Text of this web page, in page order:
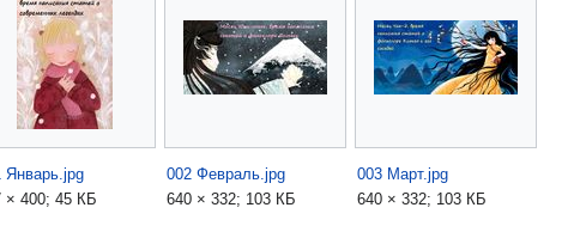
Январь.jpg
× 400; 45 КБ
002 Февраль.jpg
640 × 332; 103 КБ
003 Март.jpg
640 × 332; 103 КБ